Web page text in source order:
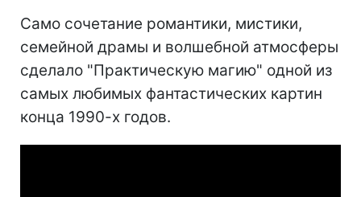
Само сочетание романтики, мистики,
семейной драмы и волшебной атмосферы
сделало "Практическую магию" одной из
самых любимых фантастических картин
конца 1990-х годов.